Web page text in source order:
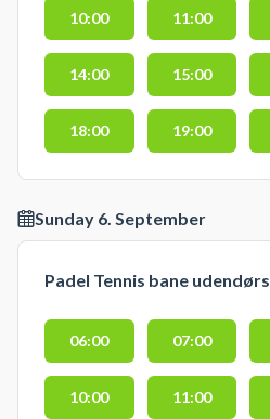
10:00 11:00
14:00 15:00
18:00 19:00
Sunday 6. September
Padel Tennis bane udendørs
06:00 07:00
10:00 11:00